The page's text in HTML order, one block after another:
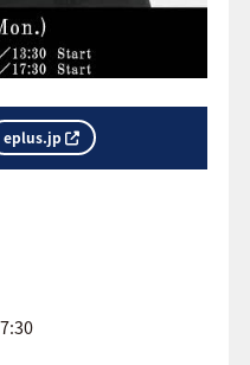
eplus.jp